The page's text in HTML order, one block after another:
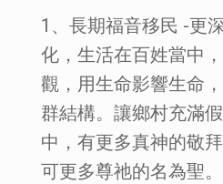
1、長期福音移民 -更
化，生活在百姓當中
觀，用生命影響生命
群結構。讓鄉村充滿
中，有更多真神的敬
可更多尊祂的名為聖。